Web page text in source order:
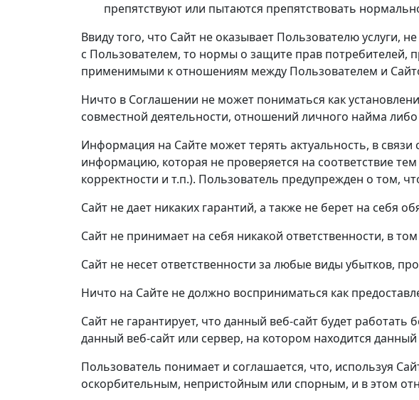
препятствуют или пытаются препятствовать
Ввиду того, что Сайт не оказывает Пользователю услуги,
с Пользователем, то нормы о защите прав потребителей,
применимыми к отношениям между Пользователем и
Ничто в Соглашении не может пониматься как
совместной деятельности, отношений личного найма
Информация на Сайте может терять актуальность, в
информацию, которая не проверяется на соответствие
корректности и т.п.). Пользователь предупрежден о том,
Сайт не дает никаких гарантий, а также не берет на себя
Сайт не принимает на себя никакой ответственности, в
Сайт не несет ответственности за любые виды убытков,
Ничто на Сайте не должно восприниматься как
Сайт не гарантирует, что данный веб-сайт будет
данный веб-сайт или сервер, на котором находится
Пользователь понимает и соглашается, что, используя
оскорбительным, непристойным или спорным, и в этом